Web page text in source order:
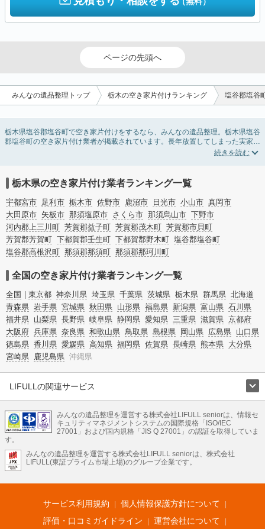
ページの先頭へ
みんなの遺品整理トップ 栃木の空き家片付けランキング 塩谷郡塩谷
栃木県塩谷郡塩谷町で空き家片付けをするなら、みんなの遺品整理。栃木県塩谷
郡塩谷町の空き家片付け業者が掲載されています。長年放置してしまった実家の
片付けや、相続したが住む予定のない親の家の不用品の処分・回収・引き取りま
み条件を利用し検索してみましょう。
また家一軒まるごとの掃除方法・空家対策特別措置法の法改正に伴う空き家の片
付けについての情報も豊富です。
栃木県の空き家片付け業者ランキング一覧
宇都宮市 足利市 栃木市 佐野市 鹿沼市 日光市 小山市 真岡市
大田原市 矢板市 那須塩原市 さくら市 那須烏山市 下野市
河内郡上三川町 芳賀郡益子町 芳賀郡茂木町 芳賀郡市貝町
芳賀郡芳賀町 下都賀郡壬生町 下都賀郡野木町 塩谷郡塩谷町
塩谷郡高根沢町 那須郡那須町 那須郡那珂川町
全国の空き家片付け業者ランキング一覧
全国 東京都 神奈川県 埼玉県 千葉県 茨城県 栃木県 群馬県 北海道
青森県 岩手県 宮城県 秋田県 山形県 福島県 新潟県 富山県 石川県
福井県 山梨県 長野県 岐阜県 静岡県 愛知県 三重県 滋賀県 京都府
大阪府 兵庫県 奈良県 和歌山県 鳥取県 島根県 岡山県 広島県 山口県
徳島県 香川県 愛媛県 高知県 福岡県 佐賀県 長崎県 熊本県 大分県
宮崎県 鹿児島県 沖縄県
LIFULLの関連サービス
不動産・住宅
引越し 老人ホーム 地方創生 ママの就労支援
不動産クラウドファンディング 遺品整理 老後の暮らし情報
LIFULL HOME'Sのサービス
不動産・住宅
不動産査定 マンション専門売却査定 不動産投資 アドバイザー
不動産アーカイブ
空き家バンク 家賃相場 不動産会社
まちむすび
不動産用語集 住まいのお役立ち情報
LIFULL HOME'S PRESS
アプリ 不動産データ 不動産転職
みんなの遺品整理を運営する株式会社LIFULL seniorは、情報セ
キュリティマネジメントシステムの国際規格「ISO/IEC
27001」および国内規格「JIS Q 27001」の認証を取得していま
す。
みんなの遺品整理を運営する株式会社LIFULL seniorは、株式会社
LIFULL(東証プライム市場上場)のグループ企業です。
サービス利用規約
個人情報保護方針について
評価・口コミガイドライン
運営会社について